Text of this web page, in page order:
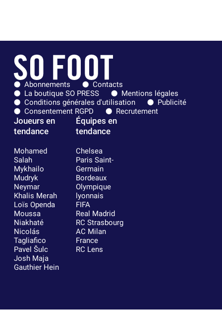
Abonnements
Contacts
La boutique SO PRESS
Mentions légales
Conditions générales d'utilisation
Publicité
Consentement RGPD
Recrutement
Joueurs en
tendance
Mohamed
Salah
Mykhailo
Mudryk
Neymar
Khalis Merah
Loïs Openda
Moussa
Niakhaté
Nicolás
Tagliafico
Pavel Šulc
Josh Maja
Gauthier Hein
Équipes en
tendance
Chelsea
Paris Saint-
Germain
Bordeaux
Olympique
lyonnais
FIFA
Real Madrid
RC Strasbourg
AC Milan
France
RC Lens